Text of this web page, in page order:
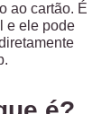
ao cartão. É
e ele pode